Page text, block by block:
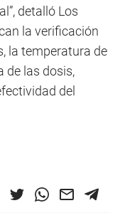
detalló Los
la verificación
la temperatura de
de las dosis,
del